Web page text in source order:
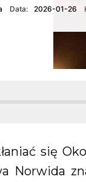
Data: 2026-01-26
się
Norwida